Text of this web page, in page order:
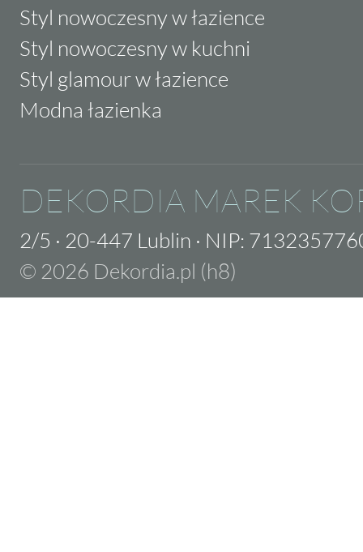
Styl nowoczesny w łazience
Styl nowoczesny w kuchni
Styl glamour w łazience
Modna łazienka
DEKORDIA MAREK
2/5 · 20-447 Lublin · NIP:
© 2026 Dekordia.pl (h8)